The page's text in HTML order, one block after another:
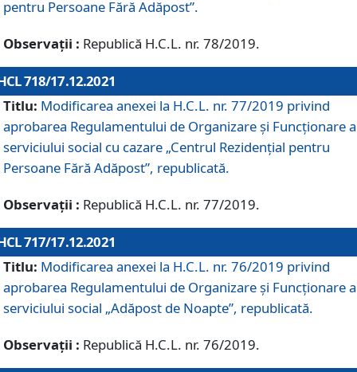
pentru Persoane Fără Adăpost”.
Observații : Republică H.C.L. nr. 78/2019.
718/17.12.2021
Titlu: Modificarea anexei la H.C.L. nr. 77/2019 privind
aprobarea Regulamentului de Organizare și Funcționare
serviciului social cu cazare „Centrul Rezidențial pentru
Persoane Fără Adăpost”, republicată.
Observații : Republică H.C.L. nr. 77/2019.
717/17.12.2021
Titlu: Modificarea anexei la H.C.L. nr. 76/2019 privind
aprobarea Regulamentului de Organizare şi Funcționare
serviciului social „Adăpost de Noapte”, republicată.
Observații : Republică H.C.L. nr. 76/2019.